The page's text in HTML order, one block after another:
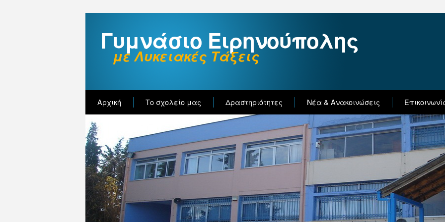
Γυμνάσιο Ειρηνούπολης
με Λυκειακές Τάξεις
Αρχική Το σχολείο μας Δραστηριότητες Νέα & Ανακοινώσεις